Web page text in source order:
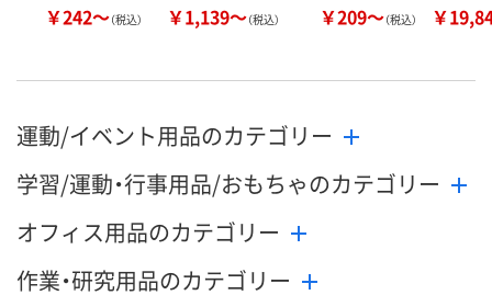
￥242～（税込） ￥1,139～（税込） ￥209～（税込） ￥
運動/イベント用品のカテゴリー
学習/運動・行事用品/おもちゃのカテゴリー
オフィス用品のカテゴリー
作業・研究用品のカテゴリー